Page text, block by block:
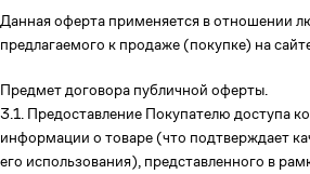
Данная оферта применяется в отношении
предлагаемого к продаже (покупке) на
Предмет договора публичной оферты.
3.1. Предоставление Покупателю доступа
информации о товаре (что подтверждает
его использования), представленного в